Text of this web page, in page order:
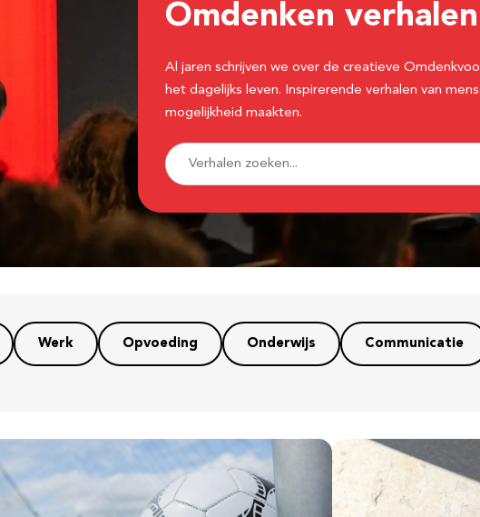
Omdenken verhalen
Al jaren schrijven we over de creatieve
het dagelijks leven. Inspirerende verhalen van
mogelijkheid maakten.
Werk Opvoeding Onderwijs Communicatie